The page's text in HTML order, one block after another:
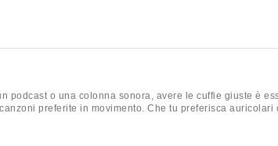
o una colonna sonora, avere le cuffie giuste è
preferite in movimento. Che tu preferisca